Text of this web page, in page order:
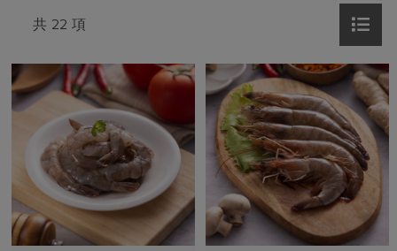
芽苗類
奶蛋豆・五穀
蛋 乳製品
豆製品 米麵雜糧
肉品・水產
麵食
肉食
海鮮
常備菜
蔬食
蛋料理
把最好的台灣味帶回家！
防災用品預購圓滿結束
2026年端午節預購圓滿結束
更多預購活動
當季產品
觀點文章
主婦食堂 一籃菜真心話
社內大小事 合作聯合國
產品故事 生活提案
樂齡生活 親子食育
關於合作社
認識合作社
關於我們
合作社組織
員工與求才
重要公告
共 22 項